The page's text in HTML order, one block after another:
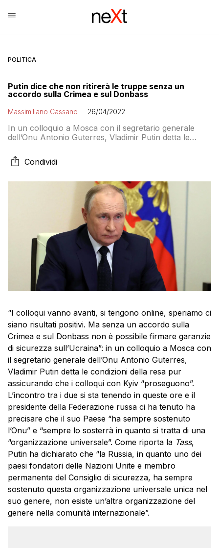
POLITICA
Putin dice che non ritirerà le truppe senza un
accordo sulla Crimea e sul Donbass
Massimiliano Cassano 26/04/2022
In un colloquio a Mosca con il segretario generale
dell’Onu Antonio Guterres, Vladimir Putin detta le
russo a Bucha e Mariupol
Condividi
“I colloqui vanno avanti, si tengono online, speriamo ci
siano risultati positivi. Ma senza un accordo sulla
Crimea e sul Donbass non è possibile firmare garanzie
di sicurezza sull’Ucraina”: in un colloquio a Mosca con
il segretario generale dell’Onu Antonio Guterres,
Vladimir Putin detta le condizioni della resa pur
assicurando che i colloqui con Kyiv “proseguono”.
L’incontro tra i due si sta tenendo in queste ore e il
presidente della Federazione russa ci ha tenuto ha
precisare che il suo Paese “ha sempre sostenuto
l’Onu” e “sempre lo sosterrà in quanto si tratta di una
“organizzazione universale”. Come riporta la Tass,
Putin ha dichiarato che “la Russia, in quanto uno dei
paesi fondatori delle Nazioni Unite e membro
permanente del Consiglio di sicurezza, ha sempre
sostenuto questa organizzazione universale unica nel
suo genere, non esiste un’altra organizzazione del
genere nella comunità internazionale”.